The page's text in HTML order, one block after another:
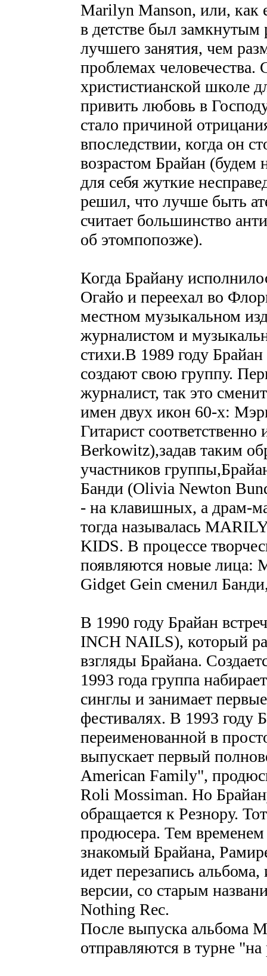
Marilyn Manson, или, как
в детстве был
лучшего занятия, чем
проблемах человечества.
христистианской школе
привить любовь в
стало причиной
впоследствии, когда он
возрастом Брайан (будем
для себя жуткие
решил, что лучше быть
считает большинство
об этомпопозже).
Когда Брайану
Огайо и переехал во
местном музыкальном
журналистом и
стихи.В 1989 году
создают свою группу.
журналист, так это
имен двух икон 60-х:
Гитарист
Berkowitz),задав таким
участников
Банди (Olivia Newton
- на клавишных, а драм-
тогда называлась
KIDS. В процессе
появляются новые лица:
Gidget Gein сменил
В 1990 году Брайан
INCH NAILS), который
взгляды Брайана.
1993 года группа
синглы и занимает
фестивалях. В 1993 году
переименованной в
выпускает первый
American Family",
Roli Mossiman. Но
обращается к Резнору.
продюсера. Тем
знакомый Брайана,
идет перезапись
версии, со старым
Nothing Rec.
После выпуска альбома
отправляются в турне